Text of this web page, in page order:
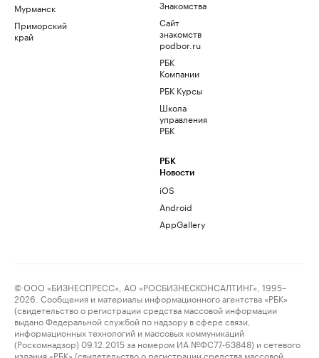
Мурманск
Приморский
край
Знакомства
Сайт
знакомств
podbor.ru
РБК
Компании
РБК Курсы
Школа
управления
РБК
РБК
Новости
iOS
Android
AppGallery
© ООО «БИЗНЕСПРЕСС», АО «РОСБИЗНЕСКОНСАЛТИНГ», 1995–
2026. Сообщения и материалы информационного агентства «РБК»
(свидетельство о регистрации средства массовой информации
выдано Федеральной службой по надзору в сфере связи,
информационных технологий и массовых коммуникаций
(Роскомнадзор) 09.12.2015 за номером ИА №ФС77-63848) и сетевого
издания «РБК» (свидетельство о регистрации средства массовой